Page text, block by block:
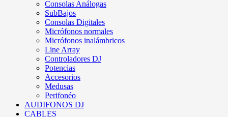
Consolas Análogas
SubBajos
Consolas Digitales
Micrófonos normales
Micrófonos inalámbricos
Line Array
Controladores DJ
Potencias
Accesorios
Medusas
Perifonéo
AUDIFONOS DJ
CABLES